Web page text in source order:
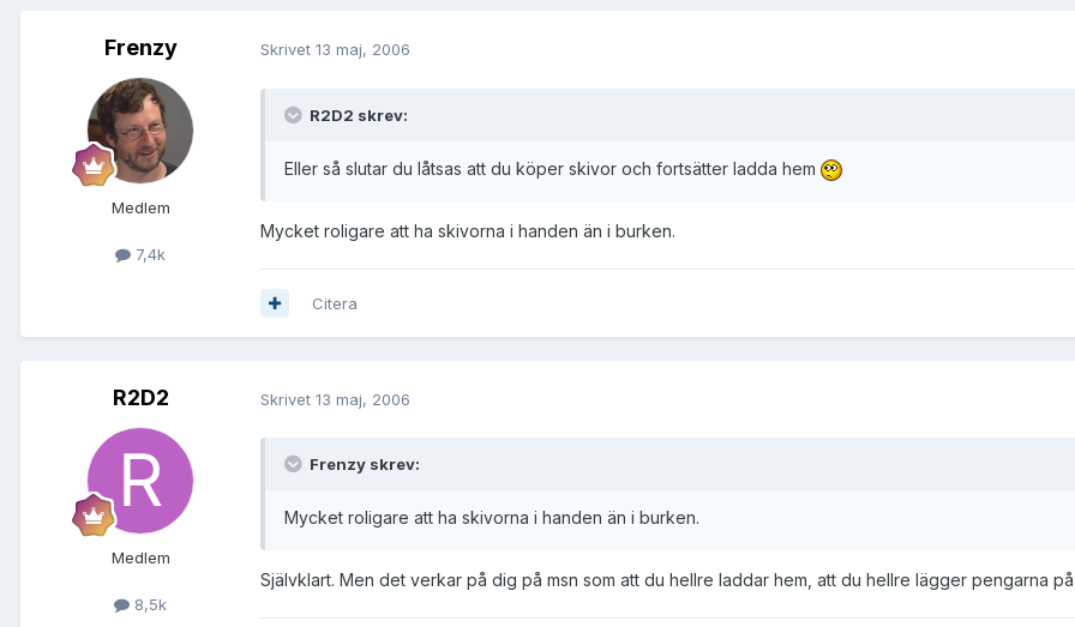
Frenzy
Medlem
7,4k
Skrivet 13 maj, 2006
R2D2 skrev:
Eller så slutar du låtsas att du köper skivor och fortsätter ladda hem
Mycket roligare att ha skivorna i handen än i burken.
Citera
R2D2
Medlem
8,5k
Skrivet 13 maj, 2006
Frenzy skrev:
Mycket roligare att ha skivorna i handen än i burken.
Självklart. Men det verkar på dig på msn som att du hellre laddar hem, att du hellre lägger pengarna